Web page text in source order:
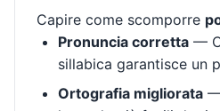
Capire come scomporre
Pronuncia corretta —
sillabica garantisce un
Ortografia migliorata —